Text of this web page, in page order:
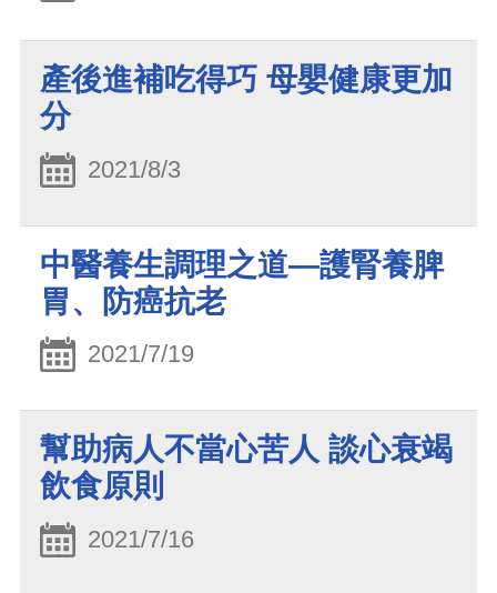
產後進補吃得巧 母嬰健康更加
分
2021/8/3
中醫養生調理之道—護腎養脾
胃、防癌抗老
2021/7/19
幫助病人不當心苦人 談心衰竭
飲食原則
2021/7/16